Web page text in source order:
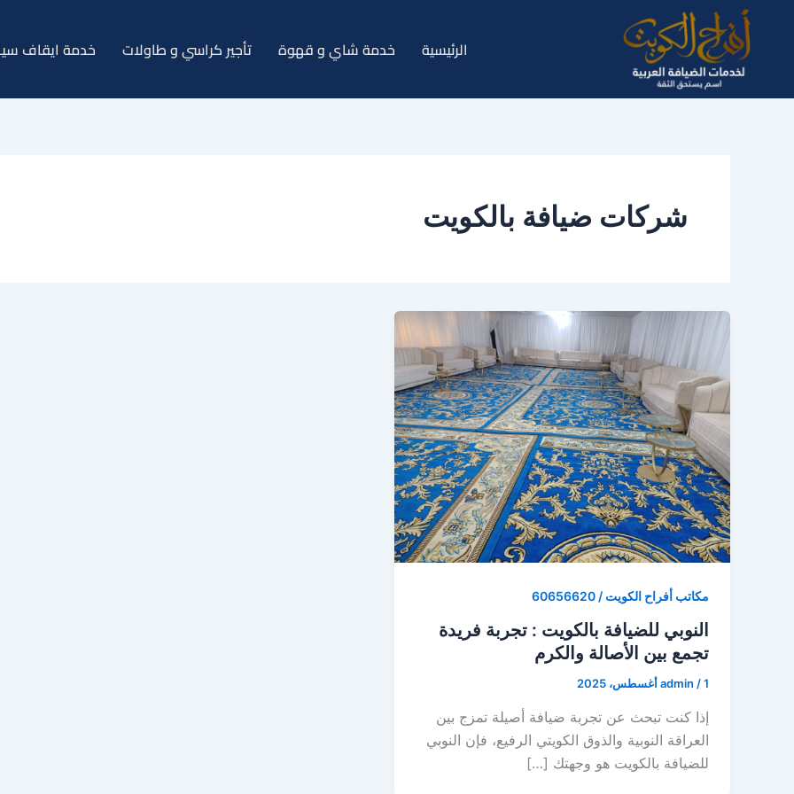
المحتوى
الرئيسية خدمة شاي و قهوة تأجير كراسي و طاولات خدمة ايقاف
شركات ضيافة بالكويت
مكاتب أفراح الكويت / 60656620
النوبي للضيافة بالكويت : تجربة فريدة
تجمع بين الأصالة والكرم
admin /1 أغسطس، 2025
إذا كنت تبحث عن تجربة ضيافة أصيلة تمزج بين
العراقة النوبية والذوق الكويتي الرفيع، فإن النوبي
للضيافة بالكويت هو وجهتك […]